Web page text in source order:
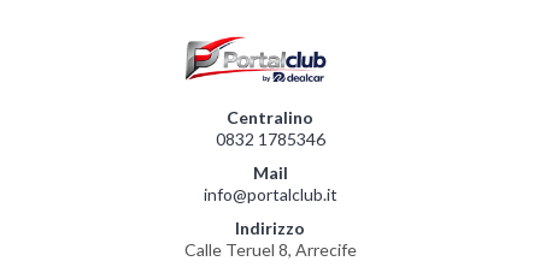
Centralino
0832 1785346
Mail
info@portalclub.it
Indirizzo
Calle Teruel 8, Arrecife